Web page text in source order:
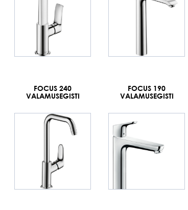
FOCUS 240
VALAMUSEGISTI
FOCUS 190
VALAMUSEGISTI